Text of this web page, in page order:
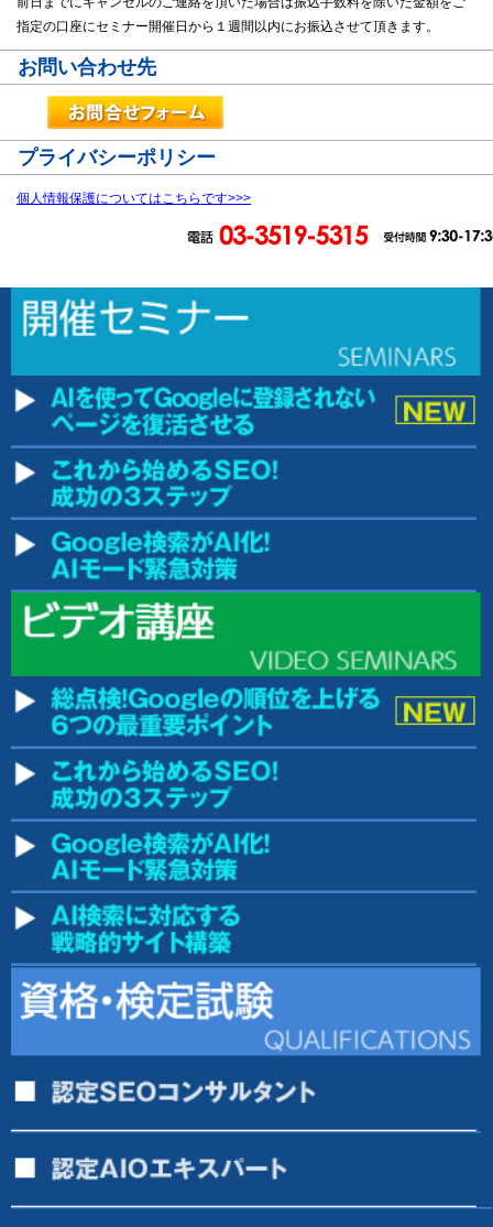
指定の口座にセミナー開催日から１週間以内にお振込させて頂きます。
お問い合わせ先
プライバシーポリシー
個人情報保護についてはこちらです>>>